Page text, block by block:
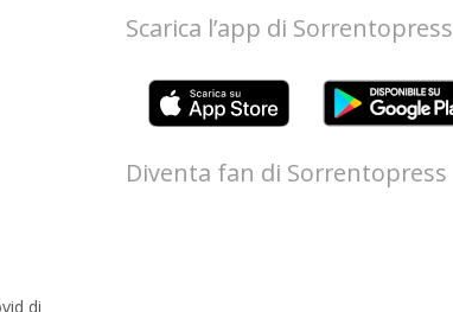
di
Scarica l’app di Sorrentopress
Diventa fan di Sorrentopress